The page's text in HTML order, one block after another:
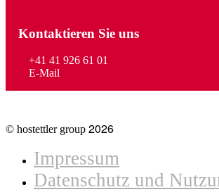
Kontaktieren Sie uns
+41 41 926 61 01
E-Mail
© hostettler group 2026
Impressum
Datenschutz und